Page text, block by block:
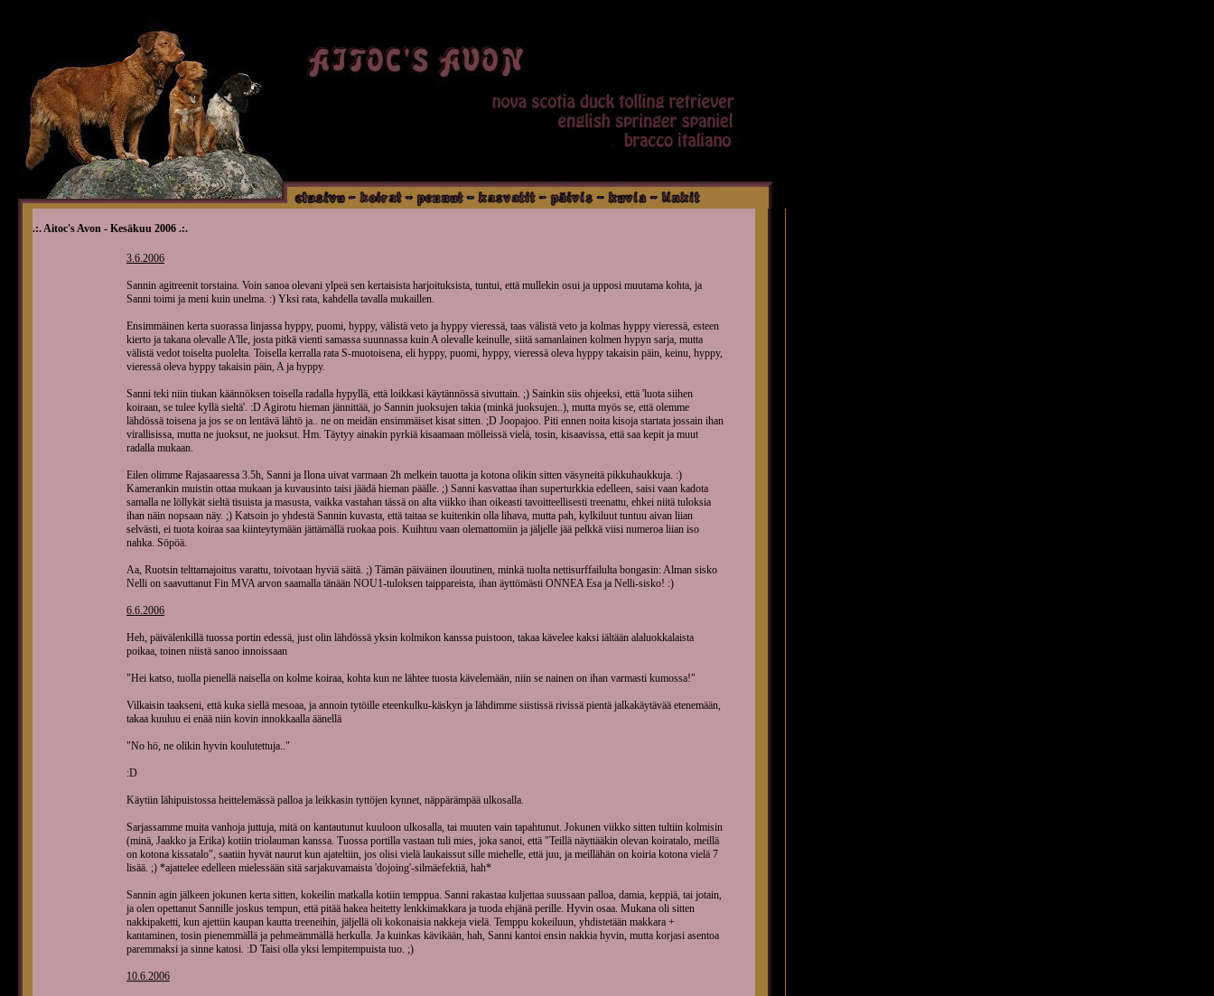
.:. Aitoc's Avon - Kesäkuu 2006 .:.
3.6.2006
Sannin agitreenit torstaina. Voin sanoa olevani ylpeä sen kertaisista harjoituksista, tuntui, että mullekin osui ja upposi muutama kohta, ja
Sanni toimi ja meni kuin unelma. :) Yksi rata, kahdella tavalla mukaillen.
Ensimmäinen kerta suorassa linjassa hyppy, puomi, hyppy, välistä veto ja hyppy vieressä, taas välistä veto ja kolmas hyppy vieressä, esteen
kierto ja takana olevalle A'lle, josta pitkä vienti samassa suunnassa kuin A olevalle keinulle, siitä samanlainen kolmen hypyn sarja, mutta
välistä vedot toiselta puolelta. Toisella kerralla rata S-muotoisena, eli hyppy, puomi, hyppy, vieressä oleva hyppy takaisin päin, keinu, hyppy,
vieressä oleva hyppy takaisin päin, A ja hyppy.
Sanni teki niin tiukan käännöksen toisella radalla hypyllä, että loikkasi käytännössä sivuttain. ;) Sainkin siis ohjeeksi, että 'luota siihen
koiraan, se tulee kyllä sieltä'. :D Agirotu hieman jännittää, jo Sannin juoksujen takia (minkä juoksujen..), mutta myös se, että olemme
lähdössä toisena ja jos se on lentävä lähtö ja.. ne on meidän ensimmäiset kisat sitten. ;D Joopajoo. Piti ennen noita kisoja startata jossain ihan
virallisissa, mutta ne juoksut, ne juoksut. Hm. Täytyy ainakin pyrkiä kisaamaan mölleissä vielä, tosin, kisaavissa, että saa kepit ja muut
radalla mukaan.
Eilen olimme Rajasaaressa 3.5h, Sanni ja Ilona uivat varmaan 2h melkein tauotta ja kotona olikin sitten väsyneitä pikkuhaukkuja. :)
Kamerankin muistin ottaa mukaan ja kuvausinto taisi jäädä hieman päälle. ;) Sanni kasvattaa ihan superturkkia edelleen, saisi vaan kadota
samalla ne löllykät sieltä tisuista ja masusta, vaikka vastahan tässä on alta viikko ihan oikeasti tavoitteellisesti treenattu, ehkei niitä tuloksia
ihan näin nopsaan näy. ;) Katsoin jo yhdestä Sannin kuvasta, että taitaa se kuitenkin olla lihava, mutta pah, kylkiluut tuntuu aivan liian
selvästi, ei tuota koiraa saa kiinteytymään jättämällä ruokaa pois. Kuihtuu vaan olemattomiin ja jäljelle jää pelkkä viisi numeroa liian iso
nahka. Söpöä.
Aa, Ruotsin telttamajoitus varattu, toivotaan hyviä säitä. ;) Tämän päiväinen ilouutinen, minkä tuolta nettisurffailulta bongasin: Alman sisko
Nelli on saavuttanut Fin MVA arvon saamalla tänään NOU1-tuloksen taippareista, ihan äyttömästi ONNEA Esa ja Nelli-sisko! :)
6.6.2006
Heh, päivälenkillä tuossa portin edessä, just olin lähdössä yksin kolmikon kanssa puistoon, takaa kävelee kaksi iältään alaluokkalaista
poikaa, toinen niistä sanoo innoissaan
"Hei katso, tuolla pienellä naisella on kolme koiraa, kohta kun ne lähtee tuosta kävelemään, niin se nainen on ihan varmasti kumossa!"
Vilkaisin taakseni, että kuka siellä mesoaa, ja annoin tytöille eteenkulku-käskyn ja lähdimme siistissä rivissä pientä jalkakäytävää etenemään,
takaa kuuluu ei enää niin kovin innokkaalla äänellä
"No hö, ne olikin hyvin koulutettuja.."
:D
Käytiin lähipuistossa heittelemässä palloa ja leikkasin tyttöjen kynnet, näppärämpää ulkosalla.
Sarjassamme muita vanhoja juttuja, mitä on kantautunut kuuloon ulkosalla, tai muuten vain tapahtunut. Jokunen viikko sitten tultiin kolmisin
(minä, Jaakko ja Erika) kotiin triolauman kanssa. Tuossa portilla vastaan tuli mies, joka sanoi, että "Teillä näyttääkin olevan koiratalo, meillä
on kotona kissatalo", saatiin hyvät naurut kun ajateltiin, jos olisi vielä laukaissut sille miehelle, että juu, ja meillähän on koiria kotona vielä 7
lisää. ;) *ajattelee edelleen mielessään sitä sarjakuvamaista 'dojoing'-silmäefektiä, hah*
Sannin agin jälkeen jokunen kerta sitten, kokeilin matkalla kotiin temppua. Sanni rakastaa kuljettaa suussaan palloa, damia, keppiä, tai jotain,
ja olen opettanut Sannille joskus tempun, että pitää hakea heitetty lenkkimakkara ja tuoda ehjänä perille. Hyvin osaa. Mukana oli sitten
nakkipaketti, kun ajettiin kaupan kautta treeneihin, jäljellä oli kokonaisia nakkeja vielä. Temppu kokeiluun, yhdistetään makkara +
kantaminen, tosin pienemmällä ja pehmeämmällä herkulla. Ja kuinkas kävikään, hah, Sanni kantoi ensin nakkia hyvin, mutta korjasi asentoa
paremmaksi ja sinne katosi. :D Taisi olla yksi lempitempuista tuo. ;)
10.6.2006